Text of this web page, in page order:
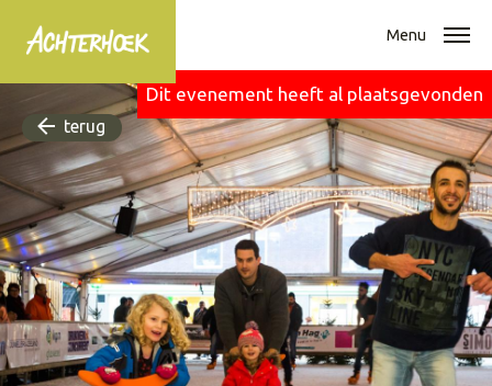
Menu
Dit evenement heeft al plaatsgevonden
terug